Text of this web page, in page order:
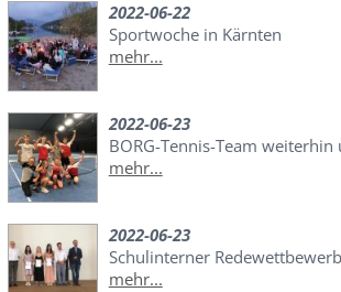
2022-06-22
Sportwoche in Kärnten
mehr...
2022-06-23
BORG-Tennis-Team weiterhin
mehr...
2022-06-23
Schulinterner
mehr...